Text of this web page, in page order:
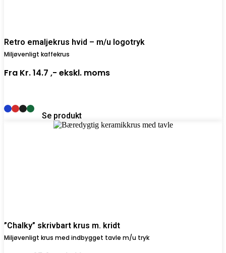
Retro emaljekrus hvid – m/u logotryk
Miljøvenligt kaffekrus
Fra Kr. 14.7 ,- ekskl. moms
Se produkt
”Chalky” skrivbart krus m. kridt
Miljøvenligt krus med indbygget tavle m/u tryk